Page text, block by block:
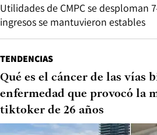
Utilidades de CMPC se desploman
ingresos se mantuvieron estables
TENDENCIAS
Qué es el cáncer de las vías
enfermedad que provocó la
tiktoker de 26 años